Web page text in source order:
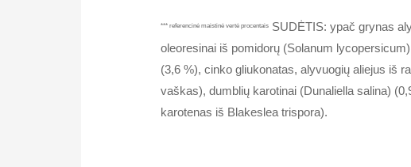
*** referencinė maistinė vertė procentais SUDĖTIS: ypač grynas
oleoresinai iš pomidorų (Solanum
(3,6 %), cinko gliukonatas, alyvuogių aliejus iš
vaškas), dumblių karotinai (Dunaliella salina)
karotenas iš Blakeslea trispora).